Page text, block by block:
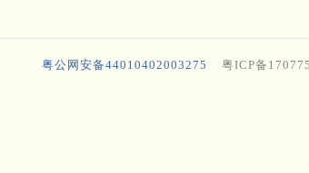
粤公网安备44010402003275 粤ICP备